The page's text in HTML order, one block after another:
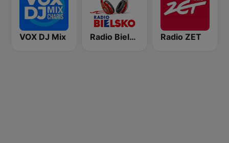
VOX DJ Mix Radio Bielsko 106.7 Radio ZET